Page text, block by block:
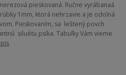
pieskovaná. Ručne vyrábanaá
1mm, ktorá nehrzavie a je odolná
Pieskovaním, sa leštený povch
siluétu psíka. Tabuľky Vám vieme